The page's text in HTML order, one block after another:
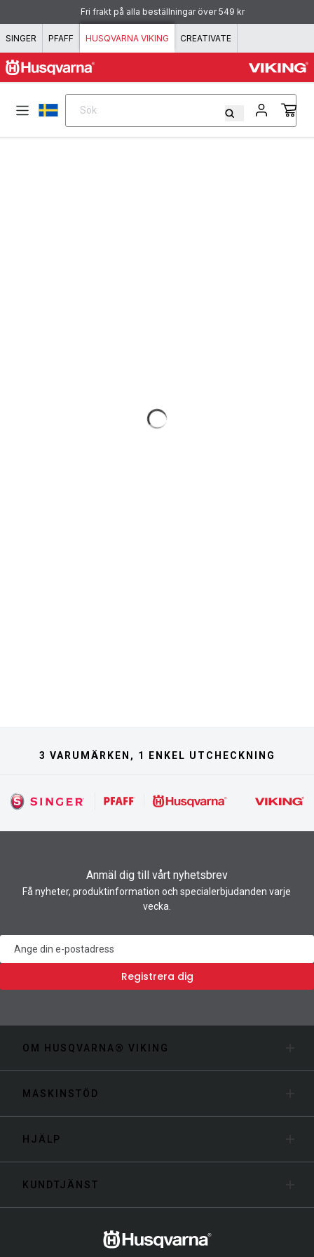
Hoppa till innehåll
Fri frakt på alla beställningar över 549 kr
SINGER PFAFF HUSQVARNA VIKING CREATIVATE
Sök
3 VARUMÄRKEN, 1 ENKEL UTCHECKNING
Anmäl dig till vårt nyhetsbrev
Få nyheter, produktinformation och specialerbjudanden varje
vecka.
Nyhetsbrev
Registrera dig
OM HUSQVARNA® VIKING
MASKINSTÖD
HJÄLP
KUNDTJÄNST